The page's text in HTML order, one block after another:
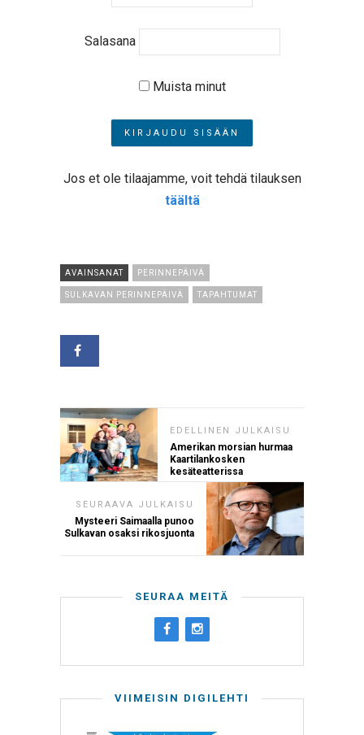
Salasana
Muista minut
Jos et ole tilaajamme, voit tehdä tilauksen
täältä
AVAINSANAT PERINNEPÄIVÄ
SULKAVAN PERINNEPÄIVÄ TAPAHTUMAT
EDELLINEN JULKAISU
Amerikan morsian hurmaa
Kaartilankosken
kesäteatterissa
SEURAAVA JULKAISU
Mysteeri Saimaalla punoo
Sulkavan osaksi rikosjuonta
SEURAA MEITÄ
VIIMEISIN DIGILEHTI